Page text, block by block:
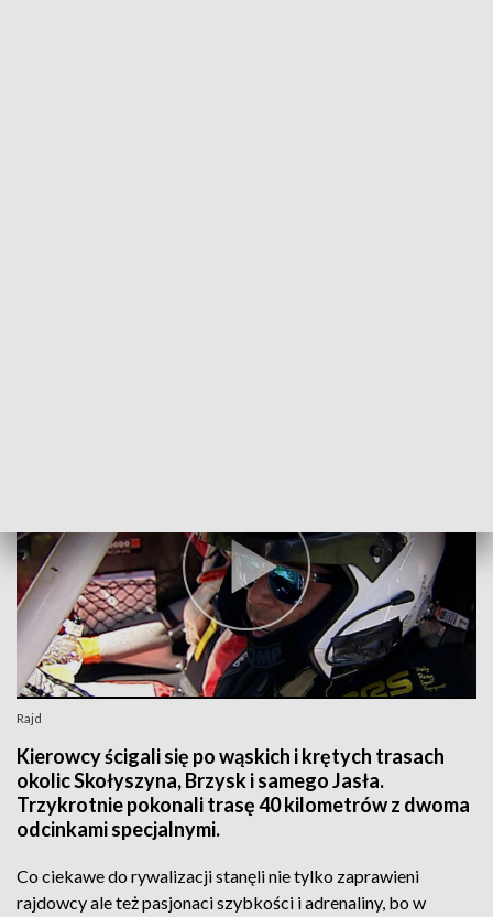
Rajd
Kierowcy ścigali się po wąskich i krętych trasach
okolic Skołyszyna, Brzysk i samego Jasła.
Trzykrotnie pokonali trasę 40 kilometrów z dwoma
odcinkami specjalnymi.
Co ciekawe do rywalizacji stanęli nie tylko zaprawieni
rajdowcy ale też pasjonaci szybkości i adrenaliny, bo w